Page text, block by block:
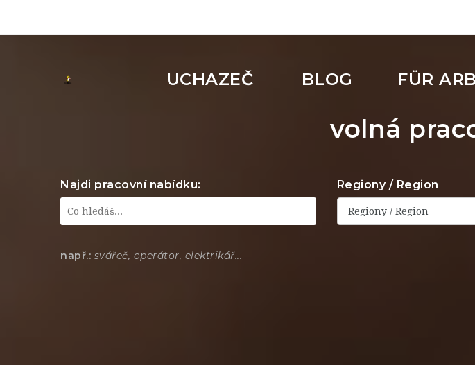
UCHAZEČ BLOG FÜR
volná
Najdi pracovní nabídku: Regiony / Region
Regiony / Region
např.: svářeč, operátor, elektrikář...